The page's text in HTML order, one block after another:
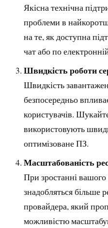
Якісна технічна
проблеми в
на те, як доступна
чат або по
Швидкість роботи
Швидкість
безпосередньо
користувачів.
використовують
оптимізоване ПЗ.
Масштабованість
При зростанні
знадобляться більше
провайдера, який
можливістю